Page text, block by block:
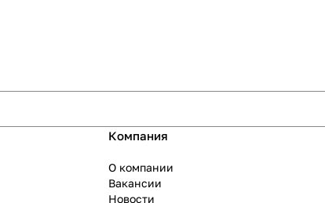
Компания
О компании
Вакансии
Новости